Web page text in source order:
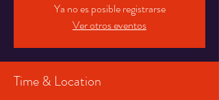
Ya no es posible registrarse
Ver otros eventos
Time & Location